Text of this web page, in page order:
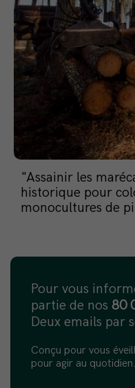
"Assainir les
historique pour
monocultures de
Pour vous
partie de nos 80
Deux emails par
Conçu pour vous
pour agir au quotidien.